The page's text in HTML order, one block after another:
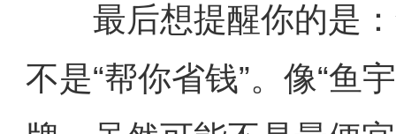
最后想提醒你的是：
不是“帮你省钱”。像“鱼